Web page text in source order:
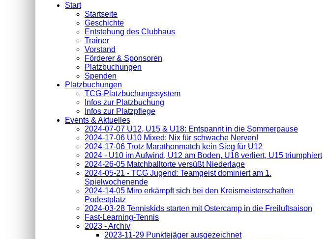
Start
Startseite
Geschichte
Entstehung des Clubhaus
Trainer
Vorstand
Förderer & Sponsoren
Platzbuchungen
Spenden
Platzbuchungen
TCG-Platzbuchungssystem
Infos zur Platzbuchung
Infos zur Platzpflege
Events & Aktuelles
2024-07-07 U12, U15 & U18: Entspannt in die Sommerpause
2024-17-06 U10 Mixed: Nix für schwache Nerven!
2024-17-06 Trotz Marathonmatch kein Sieg für U12
2024 - U10 im Aufwind, U12 am Boden, U18 verliert, U15 triumphiert
2024-26-05 Matchballtorte versüßt Niederlage
2024-05-21 - TCG Jugend: Teamgeist dominiert am 1.
Spielwochenende
2024-14-05 Miro erkämpft sich bei den Kreismeisterschaften
Podestplatz
2024-03-28 Tenniskids starten mit Ostercamp in die Freiluftsaison
Fast-Learning-Tennis
2023 - Archiv
2023-11-29 Punktejäger ausgezeichnet